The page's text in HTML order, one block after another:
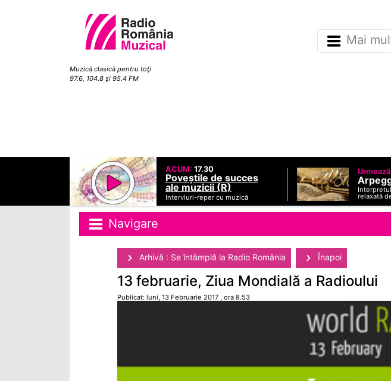
Muzică clasică pentru toţi
97.6, 104.8 şi 95.4 FM
Mai
ACUM: 17.30
Poveștile de succes
ale muzicii (R)
Interviuri-reper cu muzică relaxată
Navigare
Arhivă : Se întâmplă la Radio România Înapoi
13 februarie, Ziua Mondială a Radioului
Publicat: luni, 13 Februarie 2017 , ora 8.53